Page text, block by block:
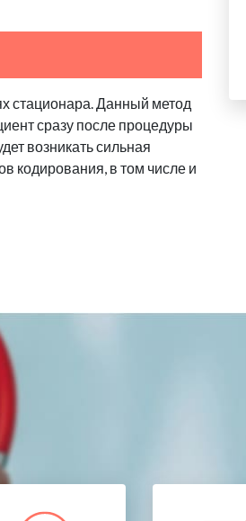
стационара. Данный метод
сразу после процедуры
возникать сильная
кодирования, в том числе и